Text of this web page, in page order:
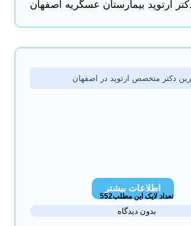
بیمارستان عسگریه اصفهان
متخصص ارتوپد در اصفهان
اطلاعات بیشتر
لایک این مطلب552
بدون دیدگاه